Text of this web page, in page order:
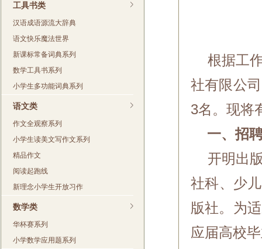
工具书类
汉语成语源流大辞典
语文快乐魔法世界
新课标常备词典系列
数学工具书系列
小学生多功能词典系列
语文类
作文全观察系列
小学生读美文写作文系列
精品作文
阅读起跑线
新理念小学生开放习作
数学类
华杯赛系列
小学数学应用题系列
根据工作
社有限公
3名。现将
一、招
开明出版
社科、少
版社。为
应届高校